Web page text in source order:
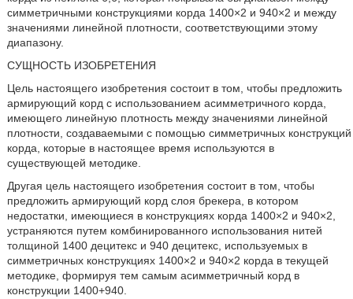
симметричными конструкциями корда 1400×2 и 940×2 и между
значениями линейной плотности, соответствующими этому
диапазону.
СУЩНОСТЬ ИЗОБРЕТЕНИЯ
Цель настоящего изобретения состоит в том, чтобы предложить
армирующий корд с использованием асимметричного корда,
имеющего линейную плотность между значениями линейной
плотности, создаваемыми с помощью симметричных конструкций
корда, которые в настоящее время используются в
существующей методике.
Другая цель настоящего изобретения состоит в том, чтобы
предложить армирующий корд слоя брекера, в котором
недостатки, имеющиеся в конструкциях корда 1400×2 и 940×2,
устраняются путем комбинированного использования нитей
толщиной 1400 децитекс и 940 децитекс, используемых в
симметричных конструкциях 1400×2 и 940×2 корда в текущей
методике, формируя тем самым асимметричный корд в
конструкции 1400+940.